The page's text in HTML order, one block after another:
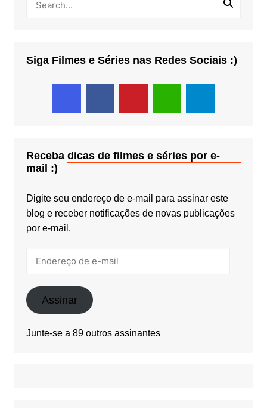
Siga Filmes e Séries nas Redes Sociais :)
Receba dicas de filmes e séries por e-
mail :)
Digite seu endereço de e-mail para assinar este
blog e receber notificações de novas publicações
por e-mail.
mail Assinar
Junte-se a 89 outros assinantes